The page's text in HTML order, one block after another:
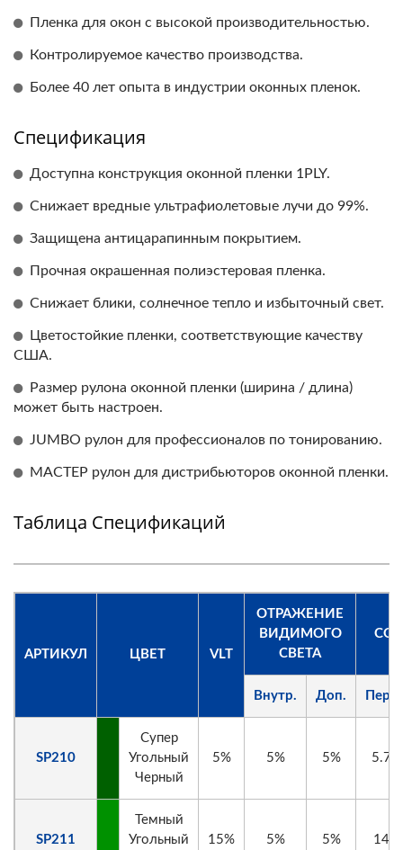
Пленка для окон с высокой производительностью.
Контролируемое качество производства.
Более 40 лет опыта в индустрии оконных пленок.
Спецификация
Доступна конструкция оконной пленки 1PLY.
Снижает вредные ультрафиолетовые лучи до 99%.
Защищена антицарапинным покрытием.
Прочная окрашенная полиэстеровая пленка.
Снижает блики, солнечное тепло и избыточный свет.
Цветостойкие пленки, соответствующие качеству
США.
Размер рулона оконной пленки (ширина / длина)
может быть настроен.
JUMBO рулон для профессионалов по тонированию.
МАСТЕР рулон для дистрибьюторов оконной пленки.
Таблица Спецификаций
АРТИКУЛ ЦВЕТ VLT
ОТРАЖЕНИЕ
ВИДИМОГО
СВЕТА
Внутр. Доп.
SP210
Супер
Угольный
Черный
5% 5% 5% 5.7%
SP211
Темный
Угольный
15% 5% 5% 14%